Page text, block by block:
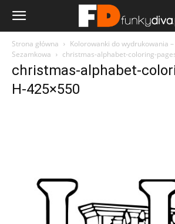
Strona główna
Kolorowanki do wydrukowania
Sezamkowa
christmas-alphabet-coloring-
christmas-alphabet-
H-425×550